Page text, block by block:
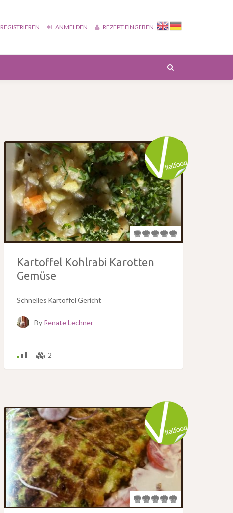
REGISTRIEREN ANMELDEN REZEPT EINGEBEN
Kartoffel Kohlrabi Karotten
Gemüse
Schnelles Kartoffel Gericht
By Renate Lechner
2